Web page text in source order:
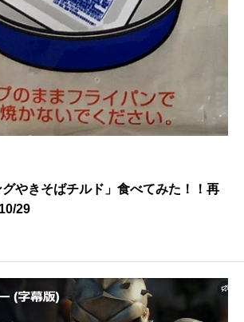
やきそばチルド」食べてみた！！再
29